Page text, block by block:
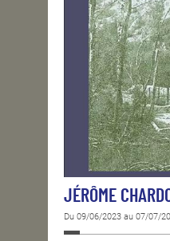
JÉRÔME
Du 09/06/2023 au 07/07/